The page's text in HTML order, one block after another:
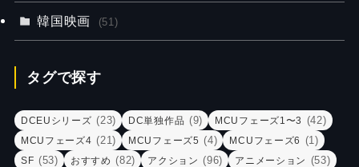
韓国映画 (51)
タグで探す
DCEUシリーズ (23) DC単独作品 (9) MCUフェーズ1〜3 (42)
MCUフェーズ4 (21) MCUフェーズ5 (4) MCUフェーズ6 (1)
SF (53) おすすめ (82) アクション (96) アニメーション (53)